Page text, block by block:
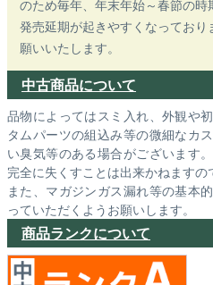
のため毎年、年末年始～春節の
発売延期が起きやすくなってお
願いいたします。
中古商品について
品物によってはスミ入れ、外観や
タムパーツの組込み等の微細なカ
い臭気等のある場合がございます
完全に失くすことは出来かねますの
また、マガジンガス漏れ等の基本
っていただくようお願いします。
商品ランクについて